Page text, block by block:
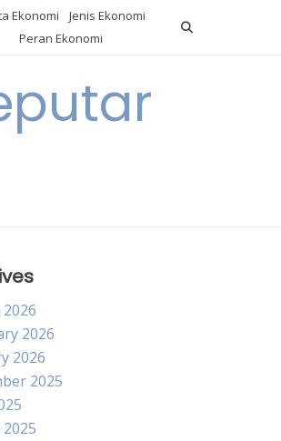
Ekonomi
Jenis Ekonomi
Peran Ekonomi
2026
2026
2025